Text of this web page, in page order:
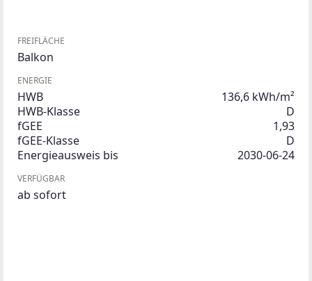
FREIFLÄCHE
Balkon
ENERGIE
HWB
136,6 kWh/m²
HWB-Klasse
D
fGEE
1,93
fGEE-Klasse
D
Energieausweis bis
2030-06-24
VERFÜGBAR
ab sofort